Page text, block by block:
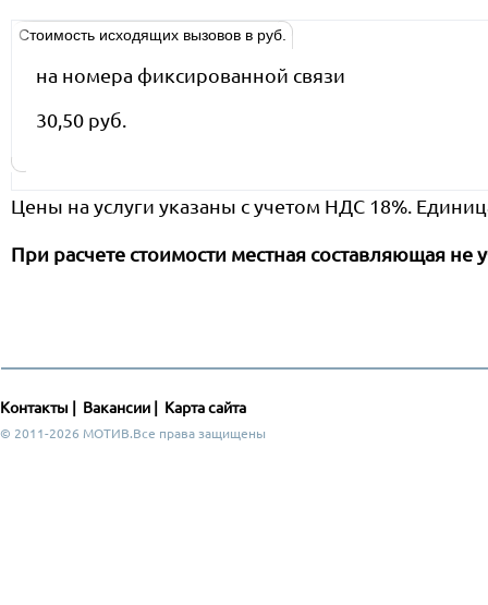
Стоимость исходящих вызовов в руб.
на номера фиксированной связи
30,50 руб.
Цены на услуги указаны с учетом НДС 18%.
При расчете стоимости местная составляющая не
Контакты Вакансии Карта сайта
© 2011-2026 МОТИВ.Все права защищены